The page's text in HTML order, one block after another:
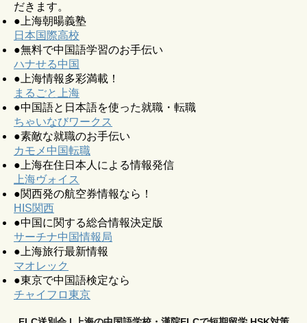
だきます。
●上海朝暘義塾
日本国際高校
●無料で中国語学習のお手伝い
ハナせる中国
●上海情報多彩満載！
まるごと上海
●中国語と日本語を使った就職・転職
ちゃいなびワークス
●素敵な就職のお手伝い
カモメ中国転職
●上海在住日本人による情報発信
上海ヴォイス
●関西発の航空券情報なら！
HIS関西
●中国に関する総合情報決定版
サーチナ中国情報局
●上海旅行最新情報
マオレック
●東京で中国語検定なら
チャイフロ東京